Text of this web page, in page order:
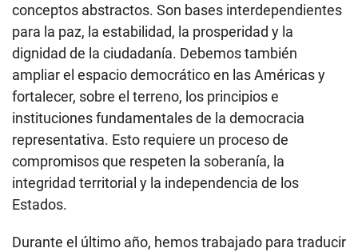
conceptos abstractos. Son bases interdependientes
para la paz, la estabilidad, la prosperidad y la
dignidad de la ciudadanía. Debemos también
ampliar el espacio democrático en las Américas y
fortalecer, sobre el terreno, los principios e
instituciones fundamentales de la democracia
representativa. Esto requiere un proceso de
compromisos que respeten la soberanía, la
integridad territorial y la independencia de los
Estados.
Durante el último año, hemos trabajado para traducir